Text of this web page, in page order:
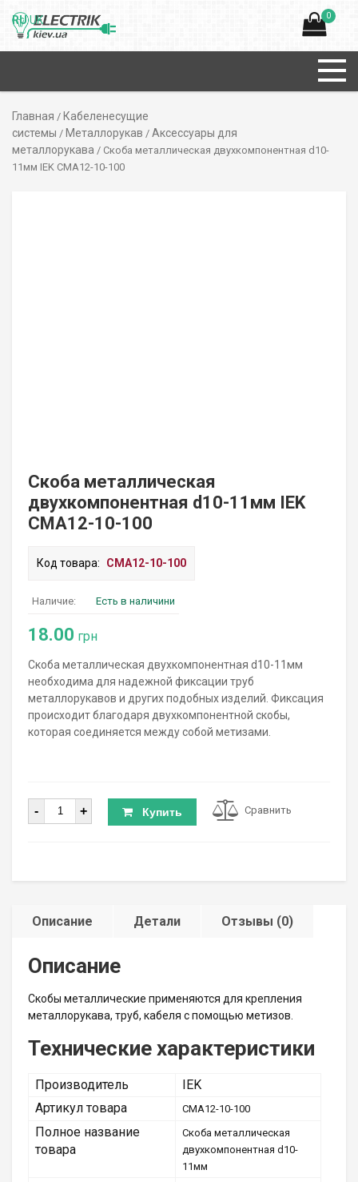
0
Главная / Кабеленесущие
системы / Металлорукав / Аксессуары для
металлорукава / Скоба металлическая двухкомпонентная d10-
11мм IEK CMA12-10-100
Скоба металлическая
двухкомпонентная d10-11мм IEK
CMA12-10-100
Код товара: CMA12-10-100
Наличие: Есть в наличини
18.00 грн
Скоба металлическая двухкомпонентная d10-11мм
необходима для надежной фиксации труб
металлорукавов и других подобных изделий. Фиксация
происходит благодаря двухкомпонентной скобы,
которая соединяется между собой метизами.
Количество
- + Купить Сравнить
Описание Детали Отзывы (0)
Описание
Скобы металлические применяются для крепления
металлорукава, труб, кабеля с помощью метизов.
Технические характеристики
Производитель
IEK
Артикул товара
CMA12-10-100
Полное название
товара
Скоба металлическая
двухкомпонентная d10-
11мм
RUUK